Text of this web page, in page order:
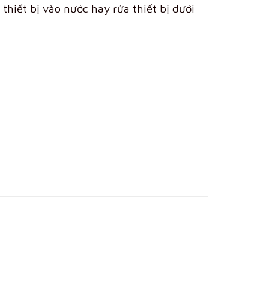
bị vào nước hay rửa thiết bị dưới